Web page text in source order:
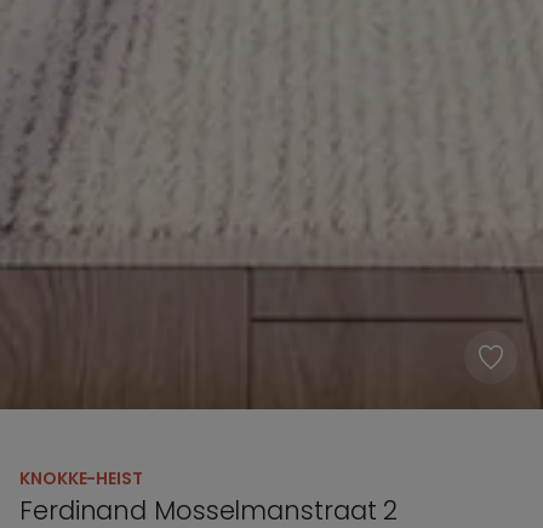
KNOKKE-HEIST
Ferdinand Mosselmanstraat 2